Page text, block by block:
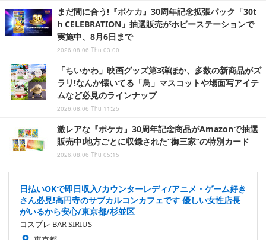
まだ間に合う!『ポケカ』30周年記念拡張パック「30t
h CELEBRATION」抽選販売がホビーステーションで
実施中、8月6日まで
2026.08.06 Thu 03:00
「ちいかわ」映画グッズ第3弾ほか、多数の新商品がズ
ラリ!なんか懐いてる「鳥」マスコットや場面写アイテ
ムなど必見のラインナップ
2026.08.06 Thu 11:25
激レアな『ポケカ』30周年記念商品がAmazonで抽選
販売中!地方ごとに収録された“御三家”の特別カード
2026.08.06 Thu 05:15
日払いOKで即日収入/カウンターレディ/アニメ・ゲーム好き
さん必見!高円寺のサブカルコンカフェです 優しい女性店長
がいるから安心/東京都/杉並区
コスプレ BAR SIRIUS